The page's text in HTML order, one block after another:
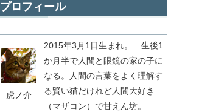
プロフィール
虎ノ介
2015年3月1日生まれ。 生後1
か月半で人間と眼鏡の家の子に
なる。人間の言葉をよく理解す
る賢い猫だけれど人間大好き
（マザコン）で甘えん坊。